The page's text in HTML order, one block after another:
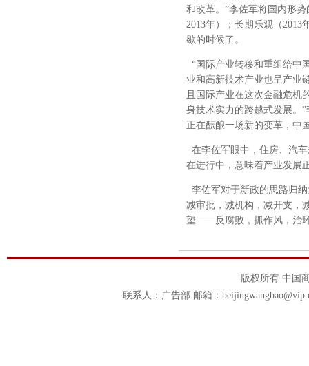
和改革。”李佐军将国内形
2013年）；长期乐观（
歇的时候了。
“国际产业转移和重组给中
业和高新技术产业也呈产业
且国际产业在这次金融危机
身技术实力的跨越式发展。
正在酝酿一场新的变革，中
在李佐军眼中，住房、汽
在进行中，意味着产业发展
李佐军对于新政的思路归
减审批，减机构，减开支，
望——反腐败，抓作风，治
版权所有 中国
联系人：广告部 邮箱：